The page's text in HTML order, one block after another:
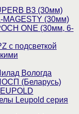
B3 (30мм)
(30мм)
ONE (30мм, 6-
с подсветкой
Вологда
(Беларусь)
Leupold серия